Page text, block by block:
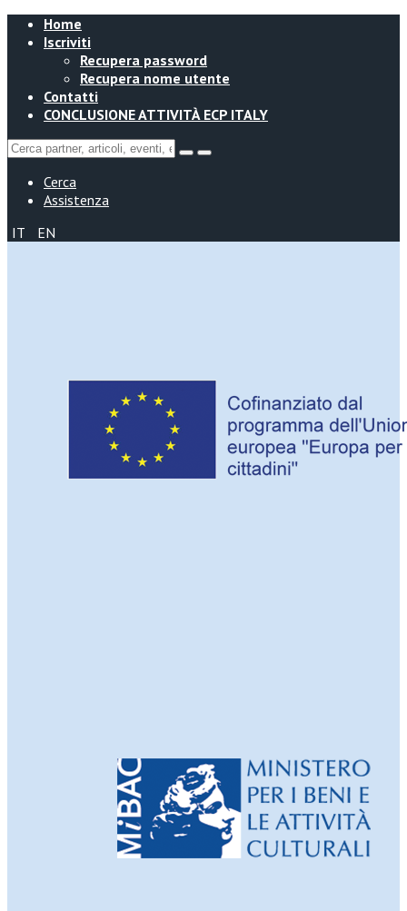
Home
Iscriviti
Recupera password
Recupera nome utente
Contatti
CONCLUSIONE ATTIVITÀ ECP ITALY
Cerca
Assistenza
IT
EN